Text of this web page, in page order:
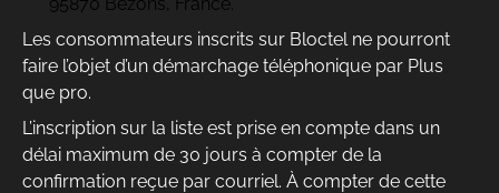
Les consommateurs inscrits sur Bloctel ne pourront
faire l’objet d’un démarchage téléphonique par Plus
que pro.
L’inscription sur la liste est prise en compte dans un
délai maximum de 30 jours à compter de la
confirmation reçue par courriel. À compter de cette